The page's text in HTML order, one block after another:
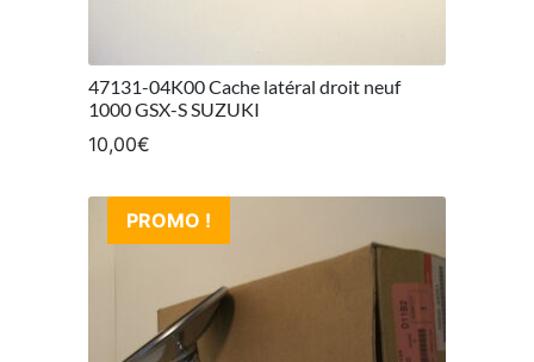
47131-04K00 Cache latéral droit neuf
1000 GSX-S SUZUKI
10,00€
PROMO !